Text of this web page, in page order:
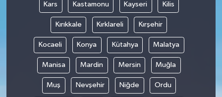
Kars Kastamonu Kayseri Kilis
Kırıkkale Kırklareli Kırşehir
Kocaeli Konya Kütahya Malatya
Manisa Mardin Mersin Muğla
Muş Nevşehir Niğde Ordu